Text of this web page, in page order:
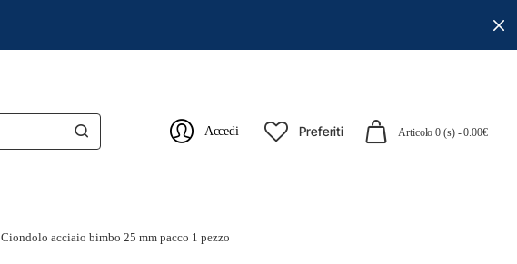
Accedi Preferiti Articolo 0 (s) - 0.00€
Ciondolo acciaio bimbo 25 mm pacco 1 pezzo